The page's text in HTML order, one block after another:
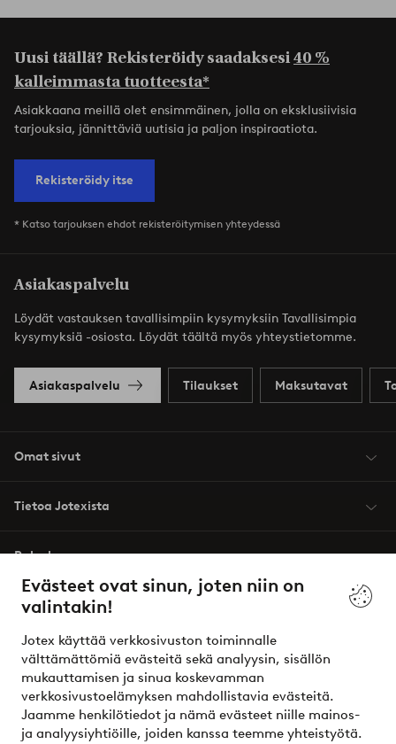
Evästeet ovat sinun, joten niin on
valintakin!
Jotex käyttää verkkosivuston toiminnalle
välttämättömiä evästeitä sekä analyysin, sisällön
mukauttamisen ja sinua koskevamman
verkkosivustoelämyksen mahdollistavia evästeitä.
Jaamme henkilötiedot ja nämä evästeet niille mainos-
ja analyysiyhtiöille, joiden kanssa teemme yhteistyötä.
Uusi täällä? Rekisteröidy saadaksesi40 %
kalleimmasta tuotteesta*
Asiakkaana meillä olet ensimmäinen, jolla on eksklusiivisia
tarjouksia, jännittäviä uutisia ja paljon inspiraatiota.
Rekisteröidy itse
* Katso tarjouksen ehdot rekisteröitymisen yhteydessä
Asiakaspalvelu
Löydät vastauksen tavallisimpiin kysymyksiin Tavallisimpia
kysymyksiä -osiosta. Löydät täältä myös yhteystietomme.
Asiakaspalvelu Tilaukset Maksutavat
Omat sivut
Tietoa Jotexista
Palvelumme
Ehdot
Ystävät
Turvalliset maksut – maksa nyt tai erissä